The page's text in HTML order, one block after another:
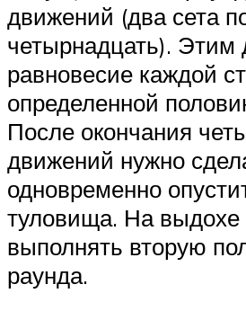
движений (два сета
четырнадцать). Этим
равновесие каждой
определенной
После окончания
движений нужно
одновременно
туловища. На выдохе
выполнять вторую
раунда.